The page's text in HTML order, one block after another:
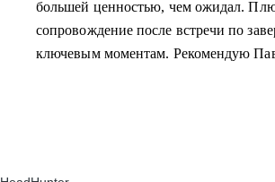
большей ценностью, чем ожидал.
сопровождение после встречи по
ключевым моментам. Рекомендую